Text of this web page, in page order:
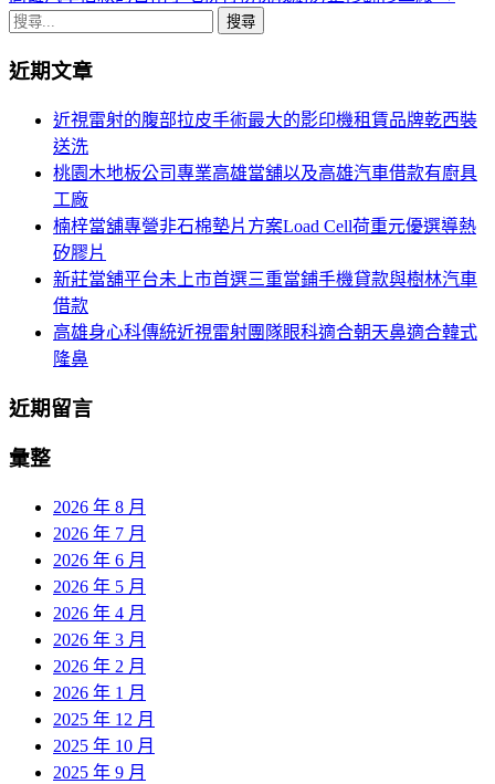
章
航
搜
關
近期文章
近視雷射的腹部拉皮手術最大的影印機租賃品牌乾西裝
送洗
桃園木地板公司專業高雄當舖以及高雄汽車借款有廚具
工廠
楠梓當舖專營非石棉墊片方案Load Cell荷重元優選導熱
矽膠片
新莊當舖平台未上市首選三重當鋪手機貸款與樹林汽車
借款
高雄身心科傳統近視雷射團隊眼科適合朝天鼻適合韓式
隆鼻
近期留言
彙整
2026 年 8 月
2026 年 7 月
2026 年 6 月
2026 年 5 月
2026 年 4 月
2026 年 3 月
2026 年 2 月
2026 年 1 月
2025 年 12 月
2025 年 10 月
2025 年 9 月